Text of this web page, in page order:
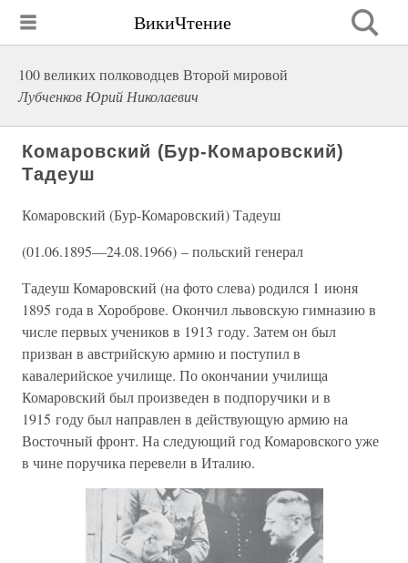
ВикиЧтение
100 великих полководцев Второй мировой
Лубченков Юрий Николаевич
Комаровский (Бур-Комаровский)
Тадеуш
Комаровский (Бур-Комаровский) Тадеуш
(01.06.1895—24.08.1966) – польский генерал
Тадеуш Комаровский (на фото слева) родился 1 июня
1895 года в Хороброве. Окончил львовскую гимназию в
числе первых учеников в 1913 году. Затем он был
призван в австрийскую армию и поступил в
кавалерийское училище. По окончании училища
Комаровский был произведен в подпоручики и в
1915 году был направлен в действующую армию на
Восточный фронт. На следующий год Комаровского уже
в чине поручика перевели в Италию.